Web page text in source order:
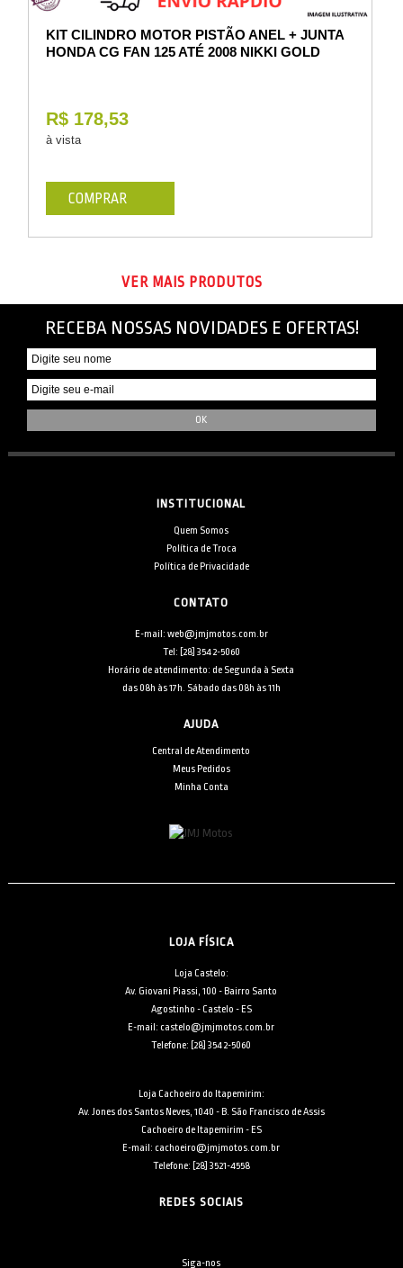
KIT CILINDRO MOTOR PISTÃO ANEL + JUNTA
HONDA CG FAN 125 ATÉ 2008 NIKKI GOLD
R$ 178,53
à vista
COMPRAR
VER MAIS PRODUTOS
RECEBA NOSSAS NOVIDADES E OFERTAS!
INSTITUCIONAL
Quem Somos
Política de Troca
Política de Privacidade
CONTATO
E-mail: web@jmjmotos.com.br
Tel: [28] 3542-5060
Horário de atendimento: de Segunda à Sexta
das 08h às 17h. Sábado das 08h às 11h
AJUDA
Central de Atendimento
Meus Pedidos
Minha Conta
LOJA FÍSICA
Loja Castelo:
Av. Giovani Piassi, 100 - Bairro Santo
Agostinho - Castelo - ES
E-mail: castelo@jmjmotos.com.br
Telefone: [28] 3542-5060
Loja Cachoeiro do Itapemirim:
Av. Jones dos Santos Neves, 1040 - B. São Francisco de Assis
Cachoeiro de Itapemirim - ES
E-mail: cachoeiro@jmjmotos.com.br
Telefone: [28] 3521-4558
REDES SOCIAIS
Siga-nos